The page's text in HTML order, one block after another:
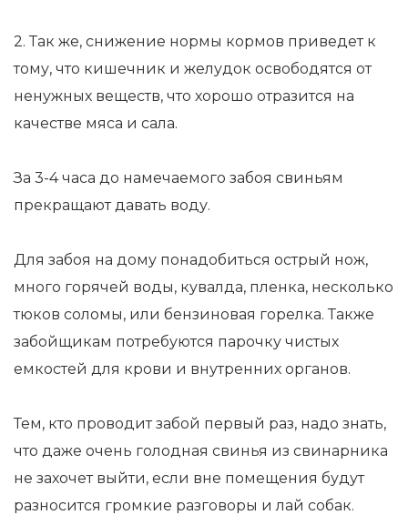
2. Так же, снижение нормы кормов приведет к
тому, что кишечник и желудок освободятся от
ненужных веществ, что хорошо отразится на
качестве мяса и сала.
За 3-4 часа до намечаемого забоя свиньям
прекращают давать воду.
Для забоя на дому понадобиться острый нож,
много горячей воды, кувалда, пленка, несколько
тюков соломы, или бензиновая горелка. Также
забойщикам потребуются парочку чистых
емкостей для крови и внутренних органов.
Тем, кто проводит забой первый раз, надо знать,
что даже очень голодная свинья из свинарника
не захочет выйти, если вне помещения будут
разносится громкие разговоры и лай собак.